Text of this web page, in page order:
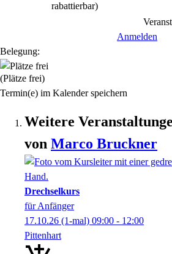
rabattierbar)
Anmelden
Belegung:
(Plätze frei)
Termin(e) im Kalender speichern
Weitere
von Marco Bruckner
Drechselkurs
für Anfänger
17.10.26 (1-mal) 09:00 - 12:00
Pittenhart